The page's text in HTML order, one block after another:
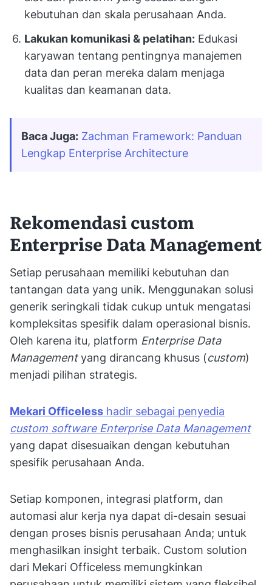
kebutuhan dan skala perusahaan Anda.
Lakukan komunikasi & pelatihan: Edukasi
karyawan tentang pentingnya manajemen
data dan peran mereka dalam menjaga
kualitas dan keamanan data.
Baca Juga: Zachman Framework: Panduan
Lengkap Enterprise Architecture
Rekomendasi custom
Enterprise Data Management
Setiap perusahaan memiliki kebutuhan dan
tantangan data yang unik. Menggunakan solusi
generik seringkali tidak cukup untuk mengatasi
kompleksitas spesifik dalam operasional bisnis.
Oleh karena itu, platform Enterprise Data
Managementyang dirancang khusus (custom)
menjadi pilihan strategis.
Mekari Officeless hadir sebagai penyedia
custom software Enterprise Data Management
yang dapat disesuaikan dengan kebutuhan
spesifik perusahaan Anda.
Setiap komponen, integrasi platform, dan
automasi alur kerja nya dapat di-desain sesuai
dengan proses bisnis perusahaan Anda; untuk
menghasilkan insight terbaik. Custom solution
dari Mekari Officeless memungkinkan